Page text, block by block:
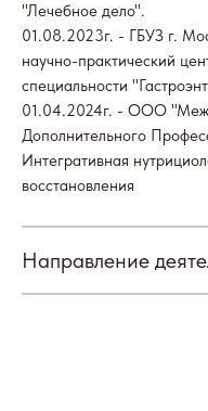
"Лечебное дело".
01.08.2023г. - ГБУЗ г.
научно-практический
специальности
01.04.2024г. - ООО
Дополнительного
Интегративная
восстановления
Направление
Наши партнеры